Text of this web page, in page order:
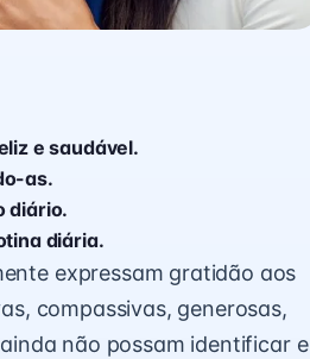
e saudável.
as.
diário.
diária.
expressam gratidão aos
compassivas, generosas,
não possam identificar e